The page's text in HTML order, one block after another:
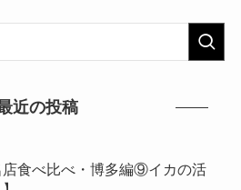
近の投稿
店食べ比べ・博多編⑨イカの活